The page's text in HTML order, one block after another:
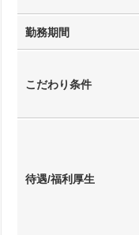
勤務期間
こだわり条件
待遇/福利厚生